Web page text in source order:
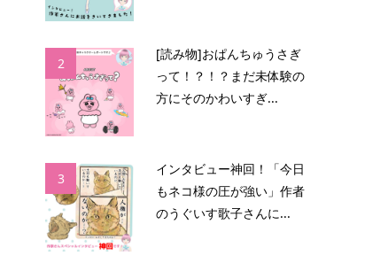
2
[読み物]おぱんちゅうさぎ
って！？！？まだ未体験の
方にそのかわいすぎ...
3
インタビュー神回！「今日
もネコ様の圧が強い」作者
のうぐいす歌子さんに...